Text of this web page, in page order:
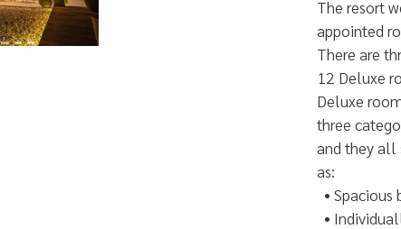
The resort
appointed
There are
12 Deluxe
Deluxe
three
and they all
as:
• Spacious
•